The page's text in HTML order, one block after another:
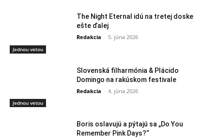
Jednou vetou
The Night Eternal idú na tretej doske
ešte ďalej
Redakcia - 5. júna 2026
Jednou vetou
Slovenská filharmónia & Plácido
Domingo na rakúskom festivale
Redakcia - 4. júna 2026
Boris oslavujú a pýtajú sa „Do You
Remember Pink Days?“